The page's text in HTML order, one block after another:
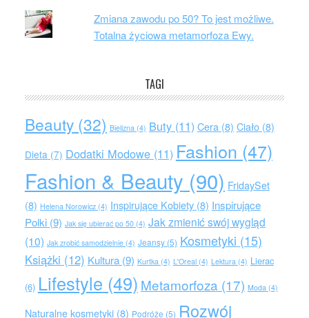
Zmiana zawodu po 50? To jest możliwe.
Totalna życiowa metamorfoza Ewy.
TAGI
Beauty(32) Bielizna(4) Buty(11) Cera(8) Ciało(8)
Dieta(7) Dodatki Modowe(11) Fashion (47)
Fashion & Beauty (90) FridaySet
(8) Helena Norowicz(4) Inspirujące Kobiety(8) Inspirujące
Polki(9) Jak się ubierać po 50(4) Jak zmienić swój wygląd
(10) Jak zrobić samodzielnie(4) Jeansy(5) Kosmetyki (15)
Książki (12) Kultura(9) Kurtka(4) L'Oreal(4) Lektura(4) Lierac
(6) Lifestyle (49) Metamorfoza (17) Moda(4)
Naturalne kosmetyki(8) Podróże (5) Rozwój